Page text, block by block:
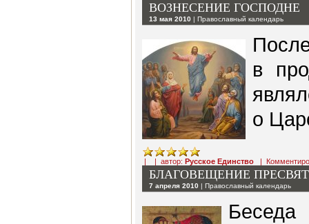
ВОЗНЕСЕНИЕ ГОСПОДНЕ
13 мая 2010 | Православный календарь
в
о
| | автор: Русское Единство |
БЛАГОВЕЩЕНИЕ
7 апреля 2010 | Православный календарь